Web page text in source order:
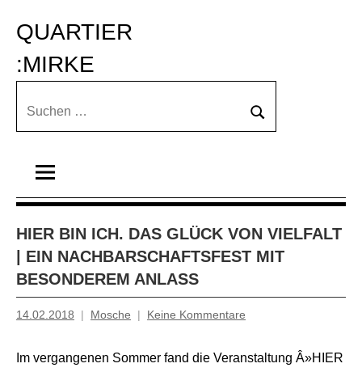
Inhalt
springen
QUARTIER
:MIRKE
Suchen
Suchen
HIER BIN ICH. DAS GLÜCK VON VIELFALT
| EIN NACHBARSCHAFTSFEST MIT
BESONDEREM ANLASS
14.02.2018 Mosche Keine Kommentare
Im vergangenen Sommer fand die Veranstaltung Â»HIER